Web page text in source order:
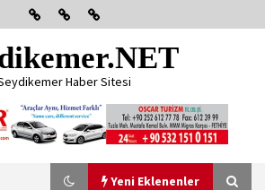
Haber Sitesi
Yeni Eklenenler